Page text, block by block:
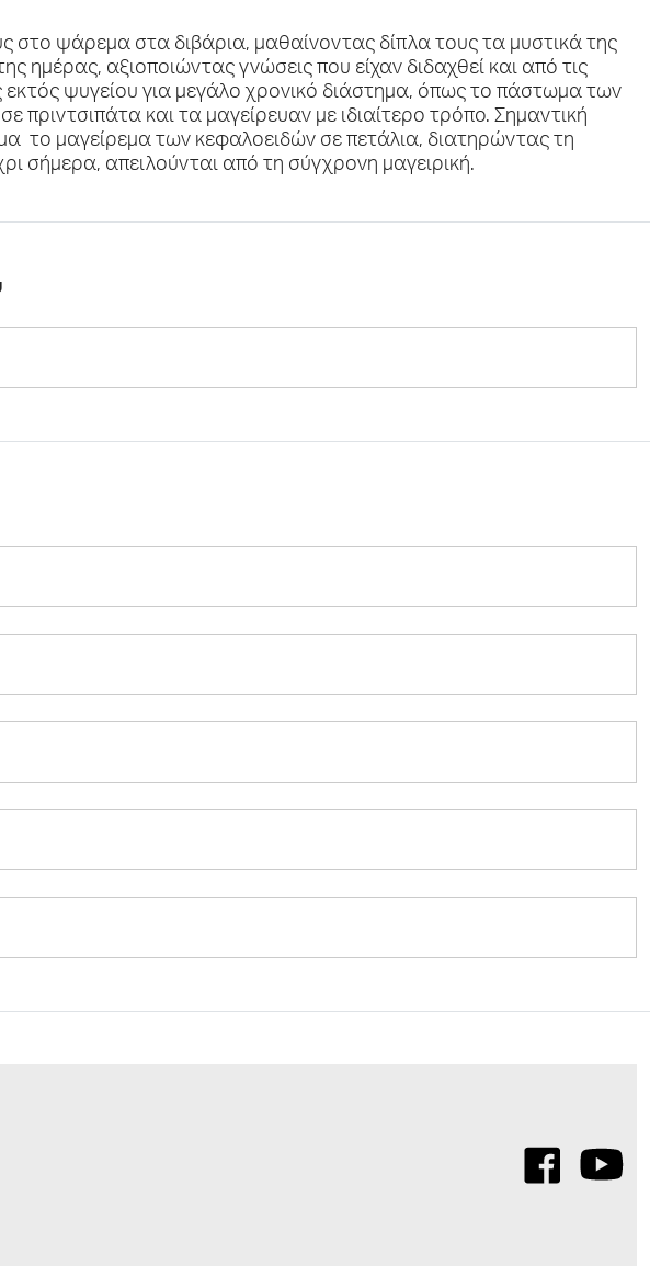
ψάρεμα στα διβάρια, μαθαίνοντας δίπλα τους τα μυστικά της
ημέρας, αξιοποιώντας γνώσεις που είχαν διδαχθεί και από τις
εκτός ψυγείου για μεγάλο χρονικό διάστημα, όπως το πάστωμα των
και τα μαγείρευαν με ιδιαίτερο τρόπο. Σημαντική
το μαγείρεμα των κεφαλοειδών σε πετάλια, διατηρώντας τη
σήμερα, απειλούνται από τη σύγχρονη μαγειρική.